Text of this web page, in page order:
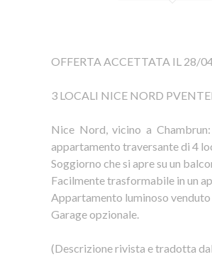
OFFERTA ACCETTATA IL 28/
3 LOCALI NICE NORD
Nice Nord, vicino a
appartamento traversante di 4
Soggiorno che si apre su un
Facilmente trasformabile in un
Appartamento luminoso venduto
Garage opzionale.
(Descrizione rivista e tradotta